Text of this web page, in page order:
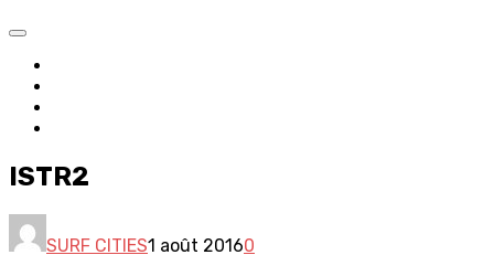
ISTR2
SURF CITIES1 août 20160